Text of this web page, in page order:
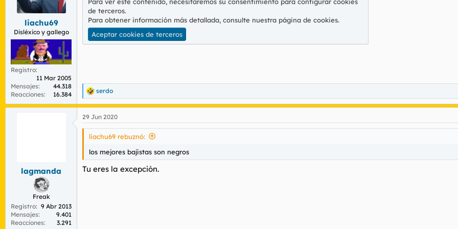
d
l
t
e
m
a
n
i
c
i
o
liachu69
Disléxico y gallego
Registro
11 Mar 2005
Mensajes
44.318
Reacciones
16.384
de terceros.
Para obtener información más detallada, consulte nuestra página de cookies.
Aceptar cookies de terceros
R
e
a
c
c
e
s
serdo
lagmanda
Freak
Registro
9 Abr 2013
Mensajes
9.401
Reacciones
3.291
29 Jun 2020
liachu69 rebuznó:
los mejores bajistas son negros
Tu eres la excepción.